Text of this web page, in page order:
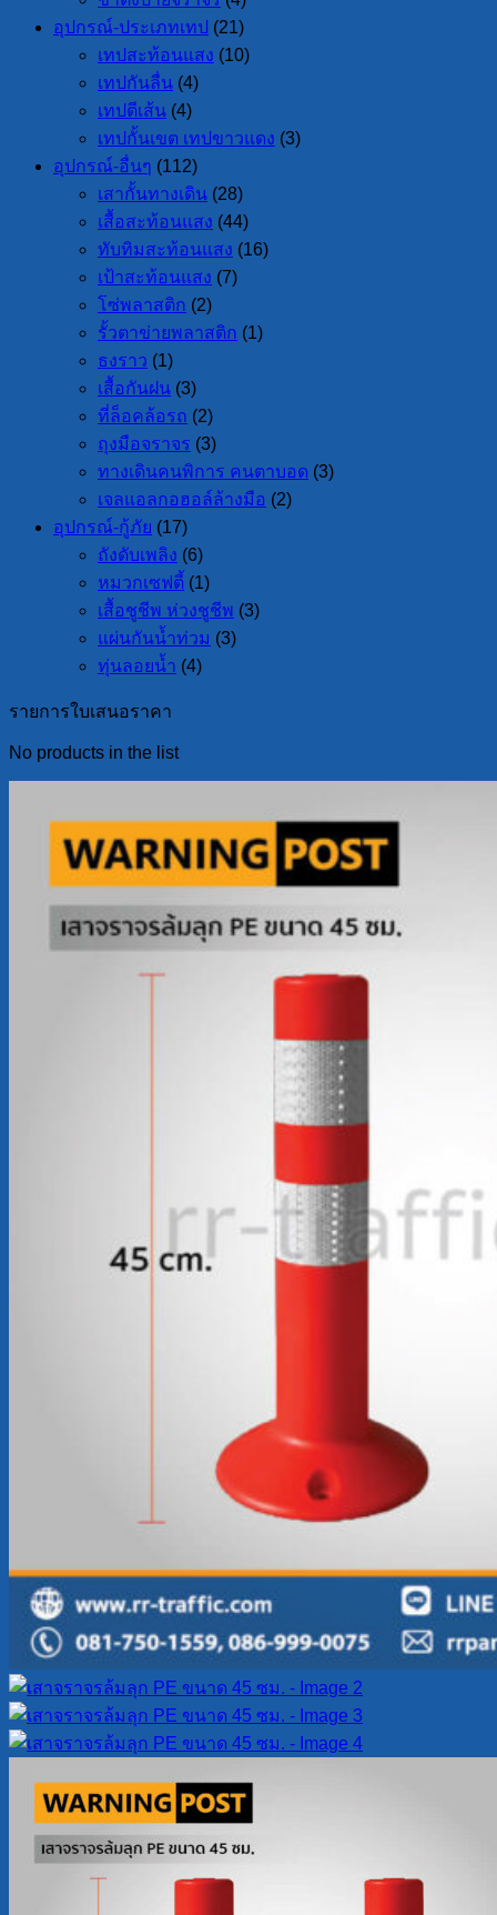
อุปกรณ์-ประเภทเทป
(21)
เทปสะท้อนแสง (10)
เทปกันลื่น (4)
เทปตีเส้น (4)
เทปกั้นเขต เทปขาวแดง (3)
อุปกรณ์-อื่นๆ (112)
เสากั้นทางเดิน (28)
เสื้อสะท้อนแสง (44)
ทับทิมสะท้อนแสง (16)
เป้าสะท้อนแสง (7)
โซ่พลาสติก (2)
รั้วตาข่ายพลาสติก (1)
ธงราว (1)
เสื้อกันฝน (3)
ที่ล็อคล้อรถ (2)
ถุงมือจราจร (3)
ทางเดินคนพิการ คนตาบอด (3)
เจลแอลกอฮอล์ล้างมือ (2)
อุปกรณ์-กู้ภัย (17)
ถังดับเพลิง (6)
หมวกเซฟตี้ (1)
เสื้อชูชีพ ห่วงชูชีพ (3)
แผ่นกันน้ำท่วม (3)
ทุ่นลอยน้ำ (4)
รายการใบเสนอราคา
No products in the list